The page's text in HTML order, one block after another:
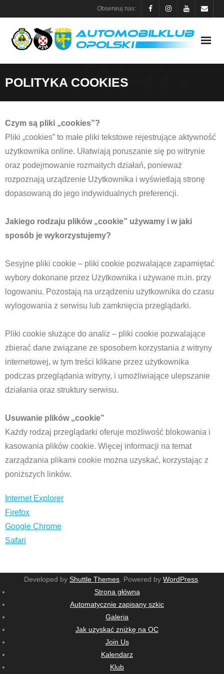
to
content
Obserwuj nas:
POLITYKA COOKIES
Czym są pliki „cookies”?
Pliki „cookies” to małe pliki tekstowe rejestrujące aktywność
użytkownika online. Ułatwiają poruszanie się po witrynie
oraz podejmowanie rozmaitych działań, ponieważ
rozpoznają urządzenie Użytkownika i wyświetlają stronę
dopasowaną do jego indywidualnych preferencji.
Jakiego rodzaju plików „cookie” używamy i w jaki
sposób je wykorzystujemy?
Sesyjne pliki cookie – pliki cookie pozwalające zapamiętać
wybory dokonane przez Użytkownika i używane m.in. przy
logowaniu. Pozostają na urządzeniu użytkownika do czasu
wylogowania z serwisu lub zamknięcia przeglądarki.
Pliki cookie służące do analiz – pliki cookie pozwalające
zbierać dane związane ze sposobem korzystania z witryny
internetowej, w tym treści klikane przez użytkownika
podczas przeglądania witryny, i umożliwiające ulepszanie
działania oraz struktury serwisu.
Usuwanie plików „cookie”
Każdy rodzaj przeglądarki oferuje możliwość blokowania i
kasowania plików cookie. Więcej informacji na temat
zarządzania plikami cookie można uzyskać, korzystając z
poniższych linków.
Internet Explorer
Firefox
Google Chrome
Safari
Developed by Shuttle Themes . Powered by WordPress
Strona główna
Automatycznie zapisany szkic
Galeria
Jak uzyskać zniżkę na OC
Join Us
Kalendarz
Klub